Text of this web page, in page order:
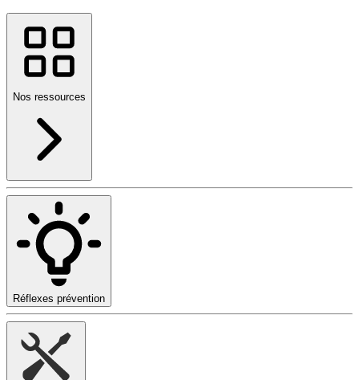
Nos ressources
Réflexes prévention